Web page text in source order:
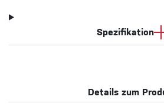
Spezifikation
Details zum